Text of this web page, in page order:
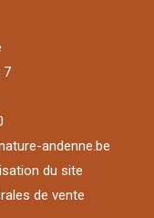
7
andenne.be
du site
de vente